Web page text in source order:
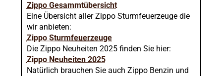
Zippo Gesammtübersicht
Eine Übersicht aller Zippo Sturmfeuerzeuge die
wir anbieten:
Zippo Sturmfeuerzeuge
Die Zippo Neuheiten 2025 finden Sie hier:
Zippo Neuheiten 2025
Natürlich brauchen Sie auch Zippo Benzin und